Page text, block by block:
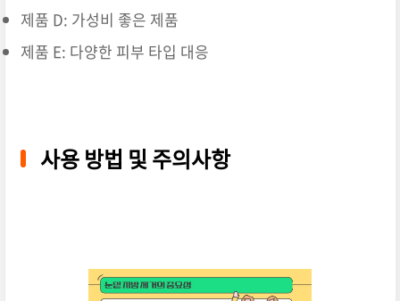
제품 D: 가성비 좋은 제품
제품 E: 다양한 피부 타입 대응
사용 방법 및 주의사항